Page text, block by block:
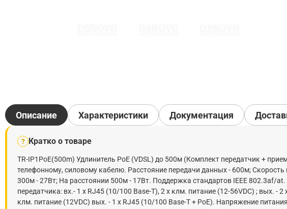
Описание
? Кратко о товаре
TR-IP1PoE(500m) Удлинитель PoE (VDSL) до 500м (Комплект передатчик +
телефонному, силовому кабелю. Расстояние передачи данных - 600м;
300м - 27Вт; На расстоянии 500м - 17Вт. Поддержка стандартов IEEE 802.3af/
передатчика: вх.- 1 x RJ45 (10/100 Base-T), 2 x клм. питание (12-56VDC) ; вых. -
клм. питание (12VDC) вых. - 1 x RJ45 (10/100 Base-T + PoE). Напряжение
Характеристики Документация